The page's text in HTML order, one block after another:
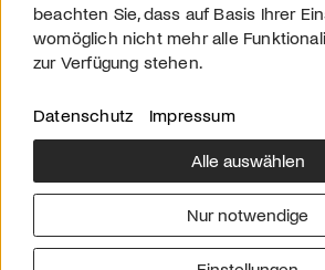
Über uns
Downloads
Werben
beachten Sie, dass auf Basis Ihrer
womöglich nicht mehr alle
zur Verfügung stehen.
Datenschutz Impressum
Alle auswählen
Nur notwendige